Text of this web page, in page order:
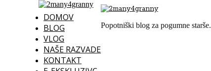
DOMOV
BLOG
VLOG
NAŠE RAZVADE
KONTAKT
Popotniški blog za pogumne starše.